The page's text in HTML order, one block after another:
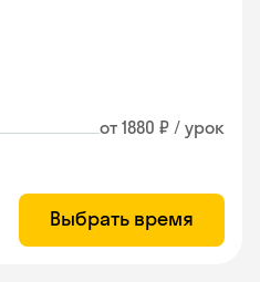
от 1880 ₽ / урок
Выбрать время